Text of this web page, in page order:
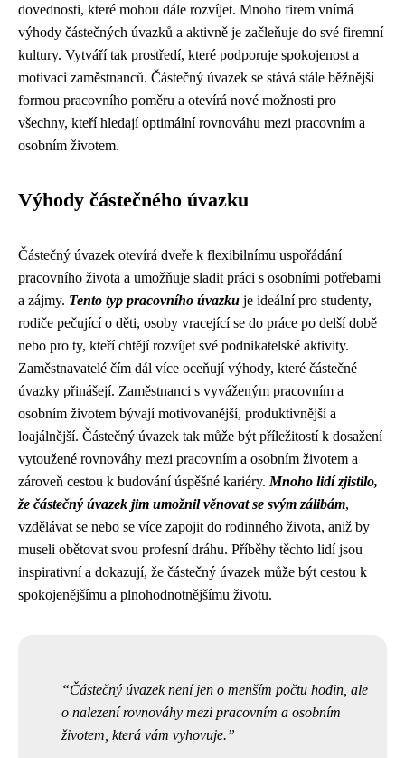
dovednosti, které mohou dále rozvíjet. Mnoho firem vnímá
výhody částečných úvazků a aktivně je začleňuje do své firemní
kultury. Vytváří tak prostředí, které podporuje spokojenost a
motivaci zaměstnanců. Částečný úvazek se stává stále běžnější
formou pracovního poměru a otevírá nové možnosti pro
všechny, kteří hledají optimální rovnováhu mezi pracovním a
osobním životem.
Výhody částečného úvazku
Částečný úvazek otevírá dveře k flexibilnímu uspořádání
pracovního života a umožňuje sladit práci s osobními potřebami
a zájmy. Tento typ pracovního úvazku je ideální pro studenty,
rodiče pečující o děti, osoby vracející se do práce po delší době
nebo pro ty, kteří chtějí rozvíjet své podnikatelské aktivity.
Zaměstnavatelé čím dál více oceňují výhody, které částečné
úvazky přinášejí. Zaměstnanci s vyváženým pracovním a
osobním životem bývají motivovanější, produktivnější a
loajálnější. Částečný úvazek tak může být příležitostí k dosažení
vytoužené rovnováhy mezi pracovním a osobním životem a
zároveň cestou k budování úspěšné kariéry. Mnoho lidí zjistilo,
že částečný úvazek jim umožnil věnovat se svým zálibám,
vzdělávat se nebo se více zapojit do rodinného života, aniž by
museli obětovat svou profesní dráhu. Příběhy těchto lidí jsou
inspirativní a dokazují, že částečný úvazek může být cestou k
spokojenějšímu a plnohodnotnějšímu životu.
Částečný úvazek není jen o menším počtu hodin, ale
o nalezení rovnováhy mezi pracovním a osobním
životem, která vám vyhovuje.